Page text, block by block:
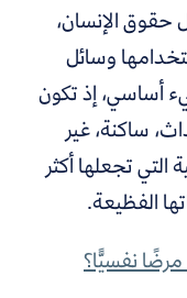
حقوق الإنسان،
وسائل
أساسي، إذ تكون
ساكنة، غير
تجعلها أكثر
الفظيعة.
نفسيًّا؟